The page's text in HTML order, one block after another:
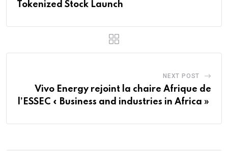
Tokenized Stock Launch
NEXT POST
Vivo Energy rejoint la chaire Afrique de
l’ESSEC « Business and industries in Africa »